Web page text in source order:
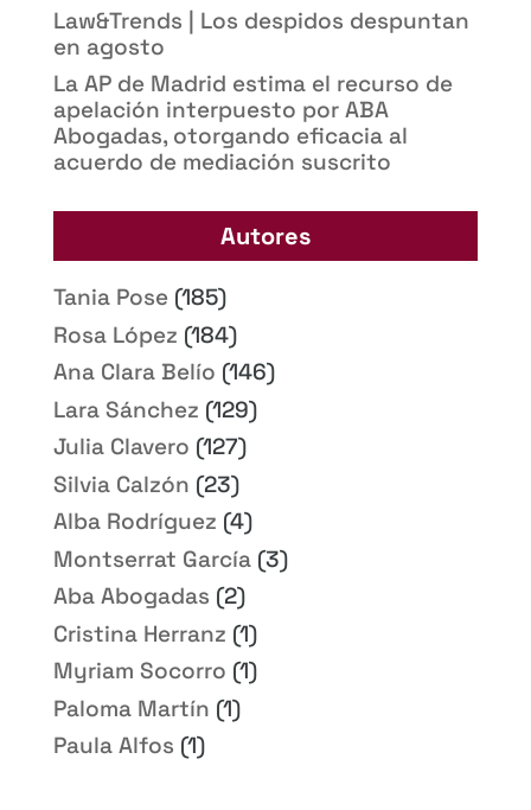
Law&Trends | Los despidos despuntan
en agosto
La AP de Madrid estima el recurso de
apelación interpuesto por ABA
Abogadas, otorgando eficacia al
acuerdo de mediación suscrito
Autores
Tania Pose(185)
Rosa López (184)
Ana Clara Belío (146)
Lara Sánchez (129)
Julia Clavero (127)
Silvia Calzón (23)
Alba Rodríguez (4)
Montserrat García(3)
Aba Abogadas (2)
Cristina Herranz (1)
Myriam Socorro (1)
Paloma Martín (1)
Paula Alfos (1)